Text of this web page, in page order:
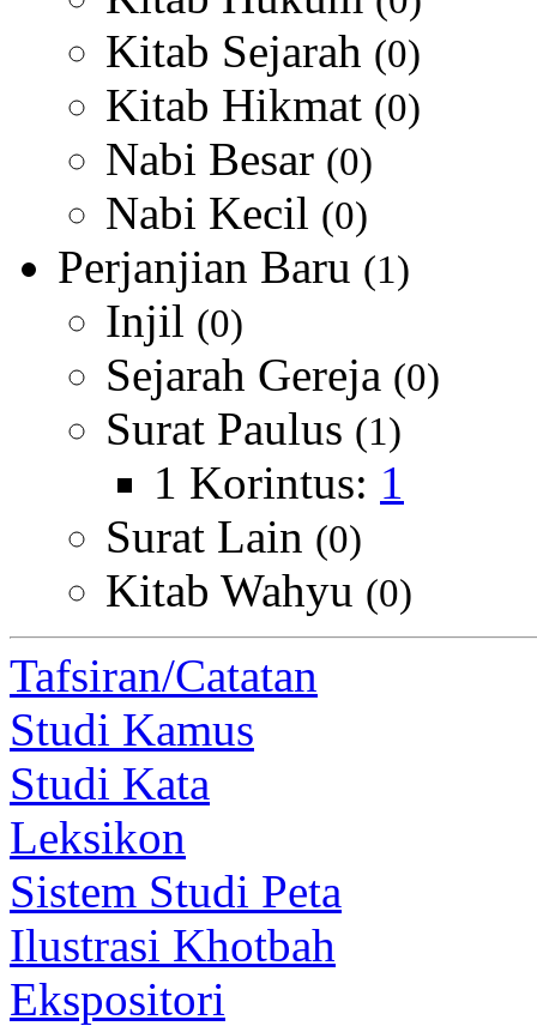
Kitab Sejarah (0)
Kitab Hikmat (0)
Nabi Besar (0)
Nabi Kecil (0)
Perjanjian Baru (1)
Injil (0)
Sejarah Gereja (0)
Surat Paulus (1)
1 Korintus: 1
Surat Lain (0)
Kitab Wahyu (0)
Tafsiran/Catatan
Studi Kamus
Studi Kata
Leksikon
Sistem Studi Peta
Ilustrasi Khotbah
Ekspositori